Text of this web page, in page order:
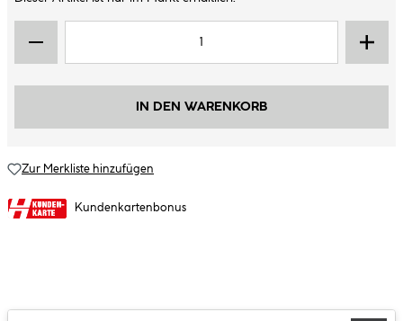
IN DEN WARENKORB
Zur Merkliste hinzufügen
Kundenkartenbonus